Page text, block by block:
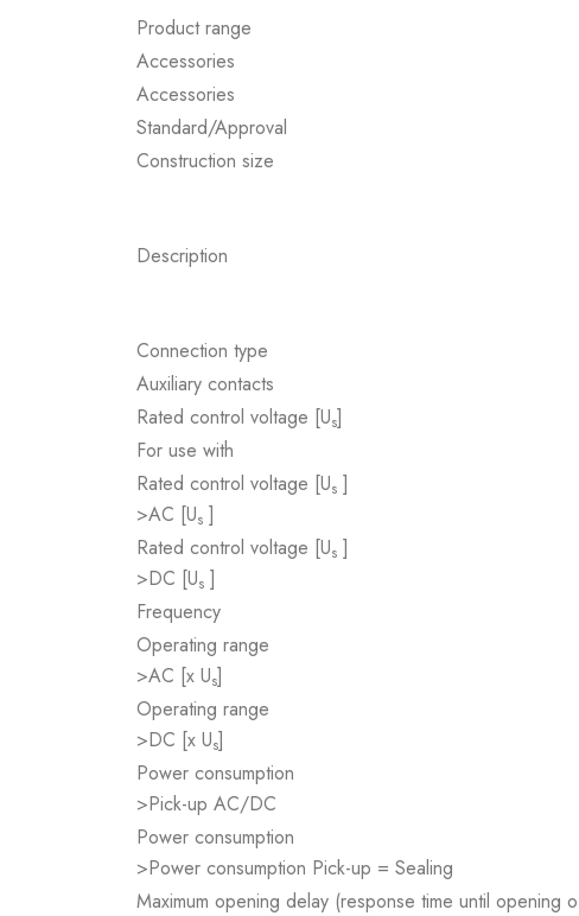
Product range
Accessories
Accessories
Standard/Approval
Construction size
Description
Connection type
Auxiliary contacts
Rated control voltage [Us]
For use with
Rated control voltage [Us ]
>AC [Us ]
Rated control voltage [Us ]
>DC [Us ]
Frequency
Operating range
>AC [x Us]
Operating range
>DC [x Us]
Power consumption
>Pick-up AC/DC
Power consumption
>Power consumption Pick-up = Sealing
Maximum opening delay (response time until opening